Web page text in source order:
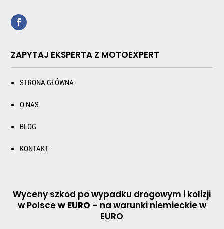
ZAPYTAJ EKSPERTA Z MOTOEXPERT
STRONA GŁÓWNA
O NAS
BLOG
KONTAKT
Wyceny szkod po wypadku drogowym i kolizji
w Polscew EURO – na warunki niemieckie w
EURO